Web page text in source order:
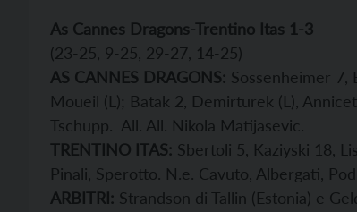
As Cannes Dragons-Trentino Itas 1-3
(23-25, 9-25, 29-27, 14-25)
AS CANNES DRAGONS: Sossenheimer 7,
Moueil (L); Batak 2, Demirturek (L),
Tschupp. All. All. Nikola Matijasevic.
TRENTINO ITAS: Sbertoli 5, Kaziyski 18,
Pinali, Sperotto. N.e. Cavuto, Albergati,
ARBITRI: Strandson di Tallin (Estonia) e